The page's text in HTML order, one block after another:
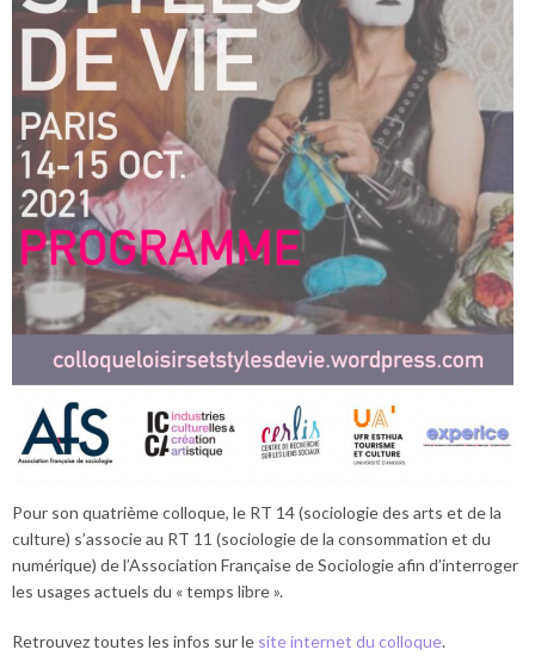
Pour son quatrième colloque, le RT 14 (sociologie des arts et de la
culture) s’associe au RT 11 (sociologie de la consommation et du
numérique) de l’Association Française de Sociologie afin d’interroger
les usages actuels du « temps libre ».
Retrouvez toutes les infos sur le site internet du colloque.